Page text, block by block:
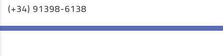
(+34) 91398-6138